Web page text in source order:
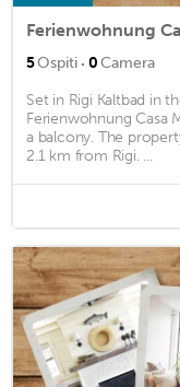
5Ospiti · 0Camera
Set in Rigi Kaltbad in
Ferienwohnung Casa
a balcony. The
2.1 km from Rigi. ...